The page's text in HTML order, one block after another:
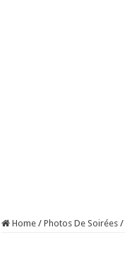
Home / Photos De Soirées /